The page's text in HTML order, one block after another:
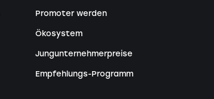
Promoter werden
Ökosystem
Jungunternehmerpreise
Empfehlungs-Programm